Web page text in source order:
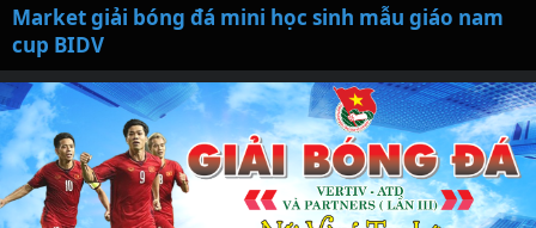
Market giải bóng đá mini học sinh mẫu giáo nam
cup BIDV